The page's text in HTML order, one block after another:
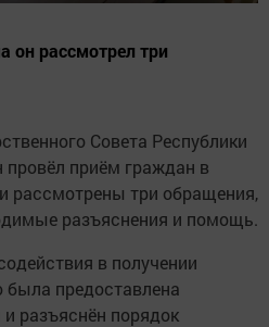
он рассмотрел три
Совета Республики
приём граждан в
рассмотрены три обращения,
разъяснения и помощь.
в получении
предоставлена
разъяснён порядок